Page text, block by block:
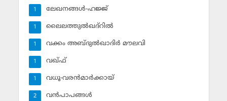
ലേഖനങ്ങള്‍-ഹജ്ജ്‌
1
ലൈലത്തുല്‍ഖദ്‌റില്‍
1
വക്കം അബ്ദുല്‍ഖാദിര്‍ മൗലവി
1
വഖ്ഫ്
1
വധൂ-വരന്‍മാര്‍ക്കായ്
1
വന്‍പാപങ്ങള്‍
2